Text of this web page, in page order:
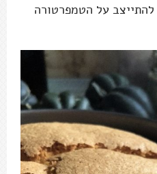
להתייצב על הטמפרטורה